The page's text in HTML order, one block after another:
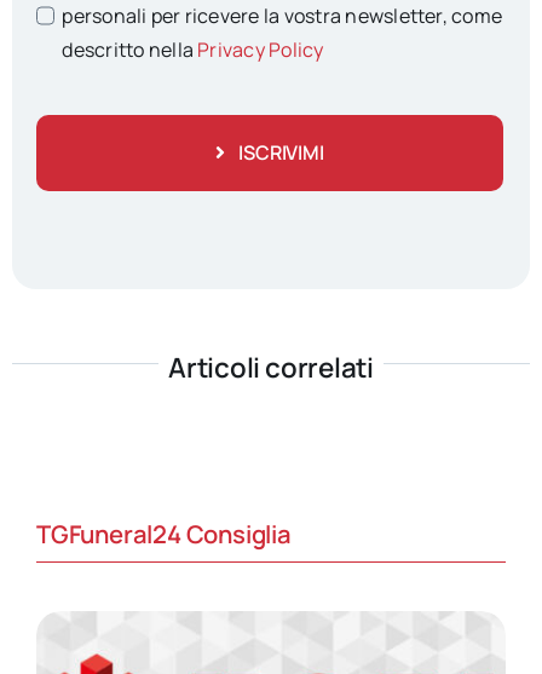
personali per ricevere la vostra newsletter, come
descritto nella Privacy Policy
ISCRIVIMI
Articoli correlati
TGFuneral24 Consiglia